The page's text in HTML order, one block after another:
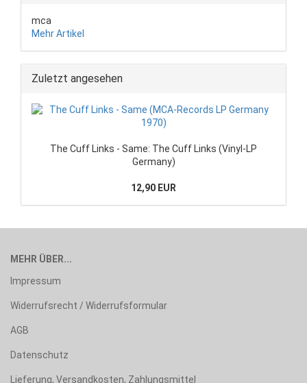
mca
Mehr Artikel
Zuletzt angesehen
The Cuff Links - Same: The Cuff Links (Vinyl-LP
Germany)
12,90 EUR
MEHR ÜBER...
Impressum
Widerrufsrecht / Widerrufsformular
AGB
Datenschutz
Lieferung, Versandkosten, Zahlungsmittel